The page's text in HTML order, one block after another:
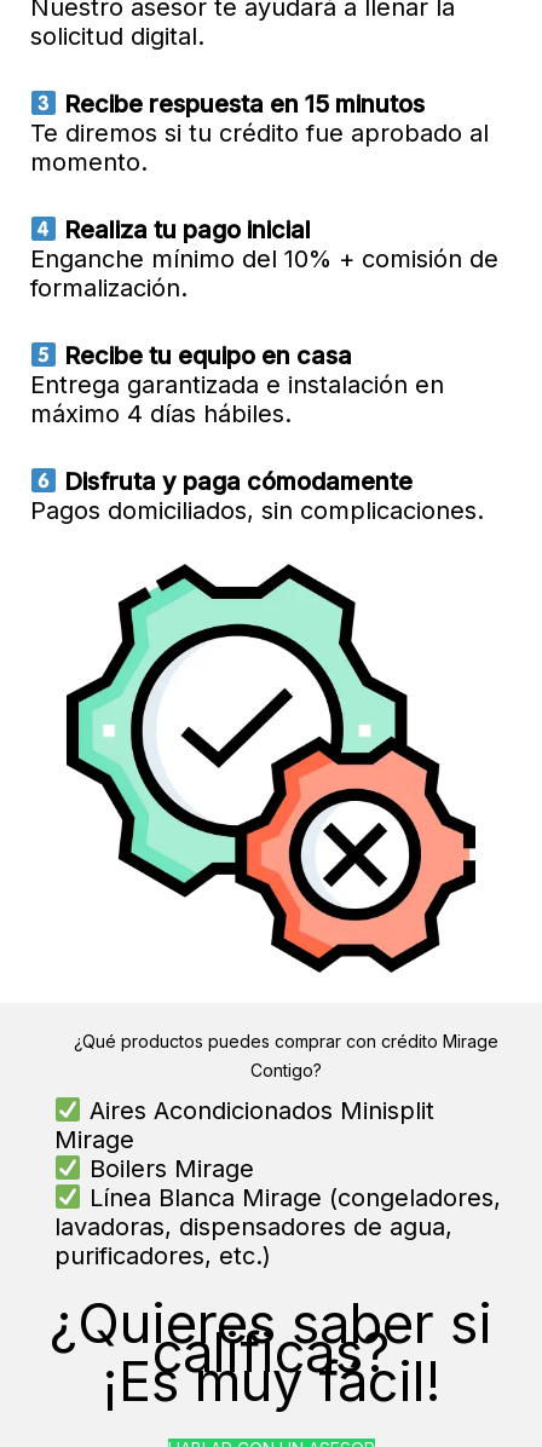
Nuestro asesor te ayudará a llenar la
solicitud digital.
Recibe respuesta en 15 minutos
Te diremos si tu crédito fue aprobado al
momento.
Realiza tu pago inicial
Enganche mínimo del 10% + comisión de
formalización.
Recibe tu equipo en casa
Entrega garantizada e instalación en
máximo 4 días hábiles.
Disfruta y paga cómodamente
Pagos domiciliados, sin complicaciones.
¿Qué productos puedes comprar con crédito Mirage
Contigo?
Aires Acondicionados Minisplit
Mirage
Boilers Mirage
Línea Blanca Mirage (congeladores,
lavadoras, dispensadores de agua,
purificadores, etc.)
¿Quieres saber si
calificas?
¡Es muy fácil!